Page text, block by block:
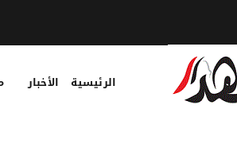
الرئيسية الأخبار